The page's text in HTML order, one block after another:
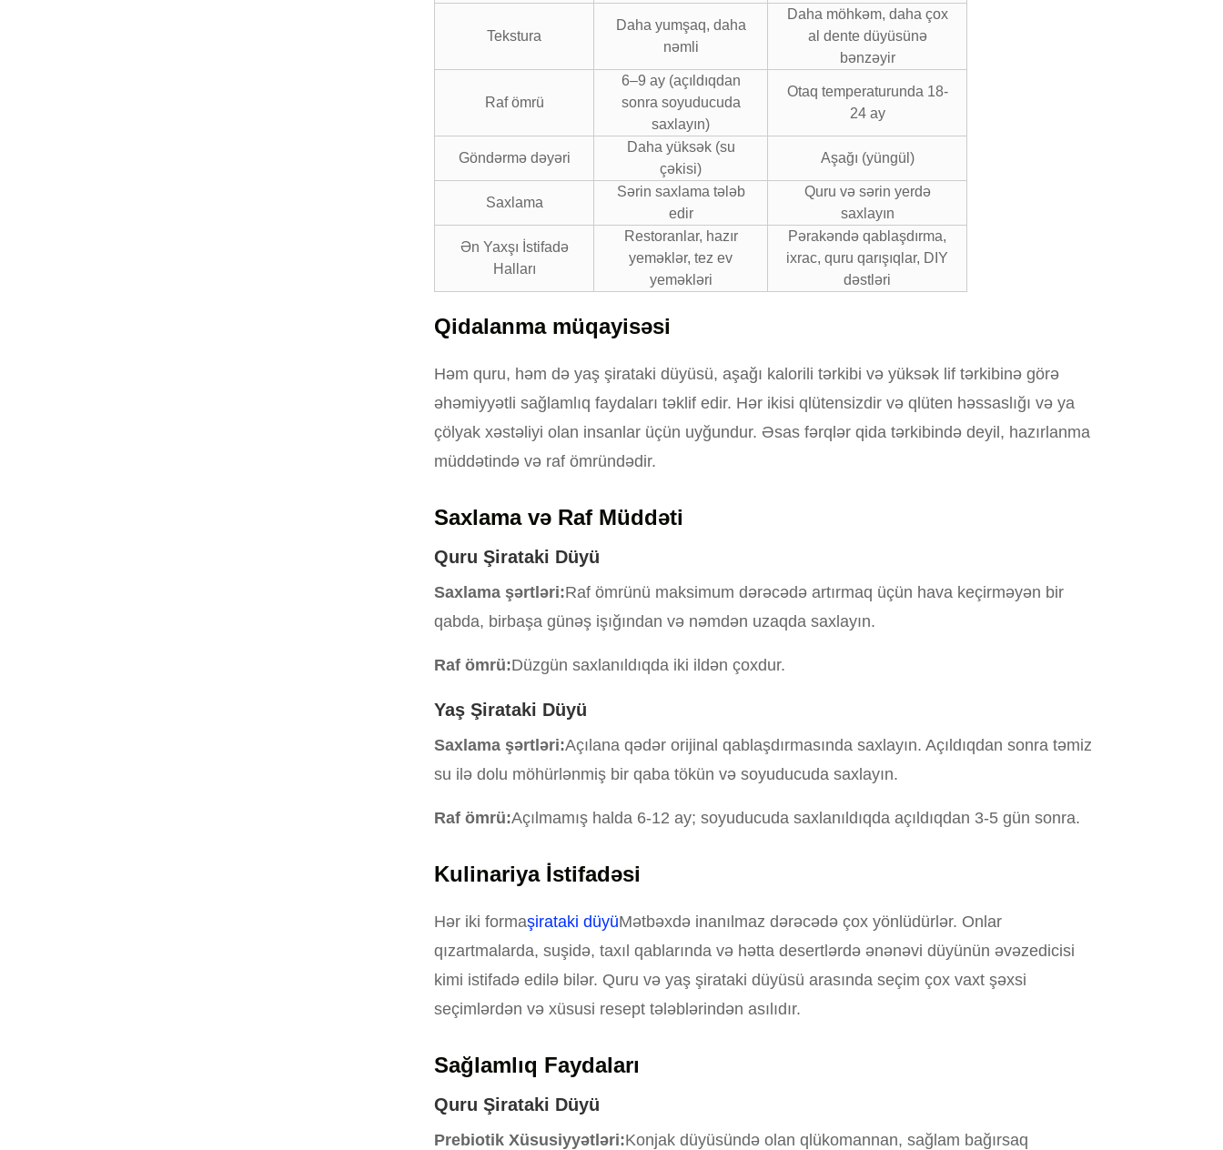
Tekstura
Daha yumşaq, daha
nəmli
Daha möhkəm, daha çox
al dente düyüsünə
bənzəyir
Raf ömrü
6–9 ay (açıldıqdan
sonra soyuducuda
saxlayın)
Otaq temperaturunda 18-
24 ay
Göndərmə dəyəri
Daha yüksək (su
çəkisi)
Aşağı (yüngül)
Saxlama
Sərin saxlama tələb
edir
Quru və sərin yerdə
saxlayın
Ən Yaxşı İstifadə
Halları
Restoranlar, hazır
yeməklər, tez ev
yeməkləri
Pərakəndə qablaşdırma,
ixrac, quru qarışıqlar, DIY
dəstləri
Qidalanma müqayisəsi
Həm quru, həm də yaş şirataki düyüsü, aşağı kalorili tərkibi və yüksək lif tərkibinə görə
əhəmiyyətli sağlamlıq faydaları təklif edir. Hər ikisi qlütensizdir və qlüten həssaslığı və ya
çölyak xəstəliyi olan insanlar üçün uyğundur. Əsas fərqlər qida tərkibində deyil, hazırlanma
müddətində və raf ömründədir.
Saxlama və Raf Müddəti
Quru Şirataki Düyü
Saxlama şərtləri:Raf ömrünü maksimum dərəcədə artırmaq üçün hava keçirməyən bir
qabda, birbaşa günəş işığından və nəmdən uzaqda saxlayın.
Raf ömrü:Düzgün saxlanıldıqda iki ildən çoxdur.
Yaş Şirataki Düyü
Saxlama şərtləri:Açılana qədər orijinal qablaşdırmasında saxlayın. Açıldıqdan sonra təmiz
su ilə dolu möhürlənmiş bir qaba tökün və soyuducuda saxlayın.
Raf ömrü:Açılmamış halda 6-12 ay; soyuducuda saxlanıldıqda açıldıqdan 3-5 gün sonra.
Kulinariya İstifadəsi
Hər iki formaşirataki düyüMətbəxdə inanılmaz dərəcədə çox yönlüdürlər. Onlar
qızartmalarda, suşidə, taxıl qablarında və hətta desertlərdə ənənəvi düyünün əvəzedicisi
kimi istifadə edilə bilər. Quru və yaş şirataki düyüsü arasında seçim çox vaxt şəxsi
seçimlərdən və xüsusi resept tələblərindən asılıdır.
Sağlamlıq Faydaları
Quru Şirataki Düyü
Prebiotik Xüsusiyyətləri:Konjak düyüsündə olan qlükomannan, sağlam bağırsaq